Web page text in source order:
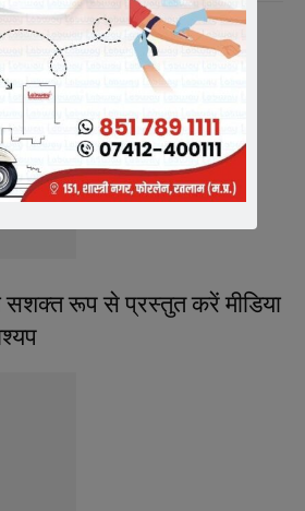
अधिक
सशक्त रूप से प्रस्तुत करें मीडिया